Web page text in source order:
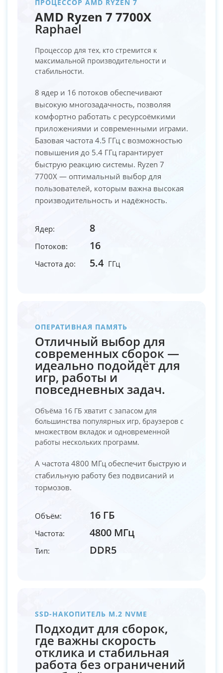
ПРОЦЕССОР AMD RYZEN 7
AMD Ryzen 7 7700X
Raphael
Процессор для тех, кто стремится к
максимальной производительности и
стабильности.
8 ядер и 16 потоков обеспечивают
высокую многозадачность, позволяя
комфортно работать с ресурсоёмкими
приложениями и современными играми.
Базовая частота 4.5 ГГц с возможностью
повышения до 5.4 ГГц гарантирует
быструю реакцию системы. Ryzen 7
7700X — оптимальный выбор для
пользователей, которым важна высокая
производительность и надёжность.
Ядер: 8
Потоков: 16
Частота до: 5.4 ГГц
ОПЕРАТИВНАЯ ПАМЯТЬ
Отличный выбор для
современных сборок —
идеально подойдёт для
игр, работы и
повседневных задач.
Объёма 16 ГБ хватит с запасом для
большинства популярных игр, браузеров с
множеством вкладок и одновременной
работы нескольких программ.
А частота 4800 МГц обеспечит быструю и
стабильную работу без подвисаний и
тормозов.
Объём: 16 ГБ
Частота: 4800 МГц
Тип: DDR5
SSD-НАКОПИТЕЛЬ M.2 NVME
Подходит для сборок,
где важны скорость
отклика и стабильная
работа без ограничений